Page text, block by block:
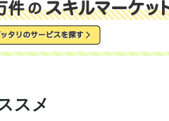
スメ